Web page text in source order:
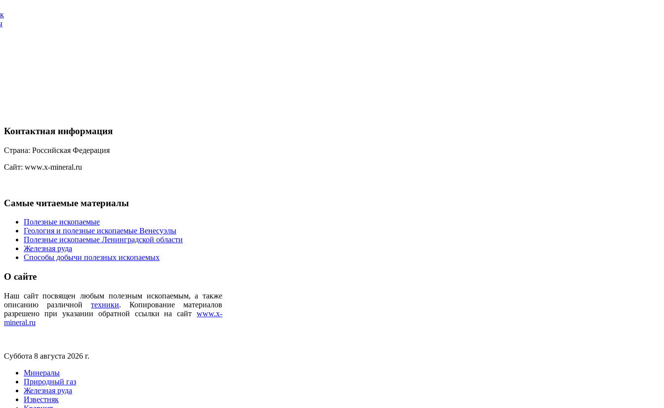
Контактная информация
Страна: Российская Федерация
Сайт: www.x-mineral.ru
Самые читаемые материалы
Полезные ископаемые
Геология и полезные ископаемые Венесуэлы
Полезные ископаемые Ленинградской области
Железная руда
Способы добычи полезных ископаемых
О сайте
Наш сайт посвящен любым полезным ископаемым, а также
описанию различнойтехники.Копирование материалов
разрешено при указании обратной ссылки на сайтwww.x-
mineral.ru
Суббота 8 августа 2026 г.
Минералы
Природный газ
Железная руда
Известняк